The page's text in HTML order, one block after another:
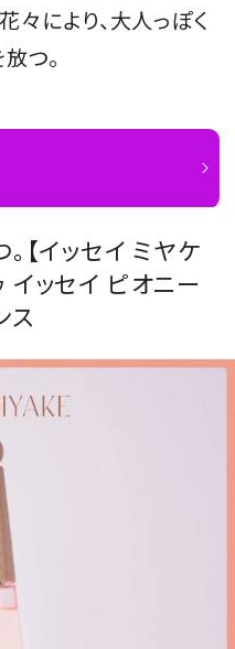
々により、大人っぽく
つ。
【イッセイ ミヤケ
イッセイ ピオニー
ス